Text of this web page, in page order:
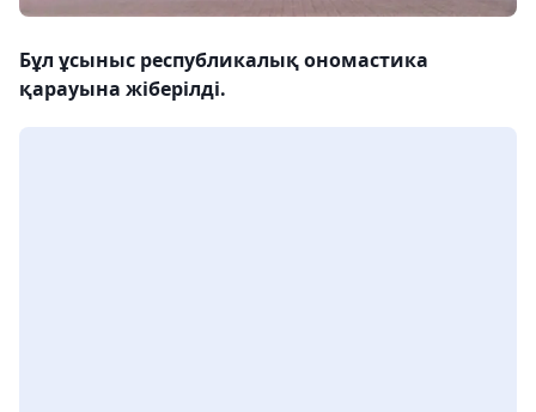
Бұл ұсыныс республикалық ономастика
қарауына жіберілді.